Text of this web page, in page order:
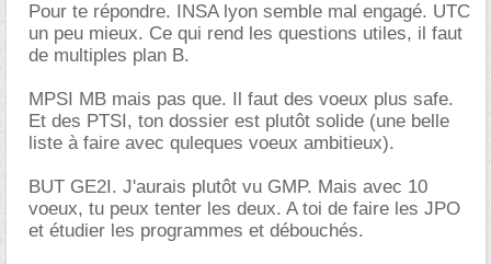
Pour te répondre. INSA lyon semble mal engagé. UTC
un peu mieux. Ce qui rend les questions utiles, il faut
de multiples plan B.
MPSI MB mais pas que. Il faut des voeux plus safe.
Et des PTSI, ton dossier est plutôt solide (une belle
liste à faire avec quleques voeux ambitieux).
BUT GE2I. J'aurais plutôt vu GMP. Mais avec 10
voeux, tu peux tenter les deux. A toi de faire les JPO
et étudier les programmes et débouchés.